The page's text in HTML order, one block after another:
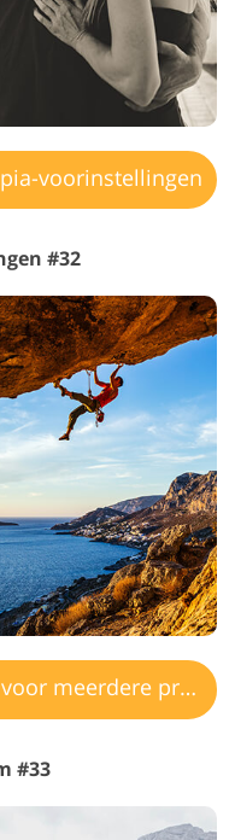
voorinstellingen
#32
processen
#33